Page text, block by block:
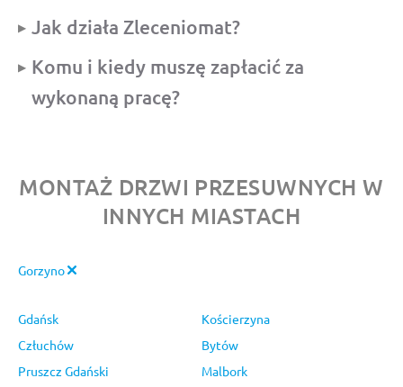
Jak działa Zleceniomat?
Komu i kiedy muszę zapłacić za
wykonaną pracę?
MONTAŻ DRZWI PRZESUWNYCH W
INNYCH MIASTACH
Gorzyno
Gdańsk
Kościerzyna
Człuchów
Bytów
Pruszcz Gdański
Malbork